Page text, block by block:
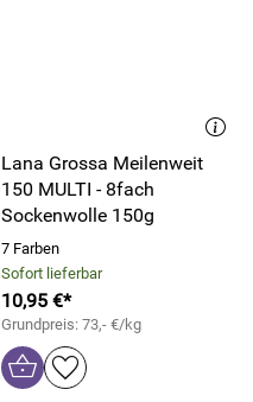
Lana Grossa Meilenweit
150 MULTI - 8fach
Sockenwolle 150g
7 Farben
Sofort lieferbar
10,95 €*
Grundpreis: 73,- €/kg